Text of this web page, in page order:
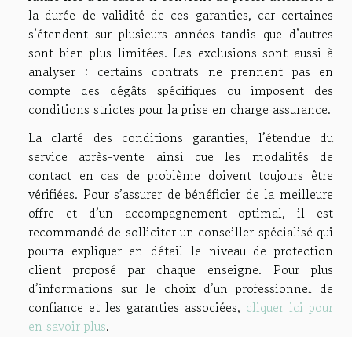
la durée de validité de ces garanties, car certaines
s’étendent sur plusieurs années tandis que d’autres
sont bien plus limitées. Les exclusions sont aussi à
analyser : certains contrats ne prennent pas en
compte des dégâts spécifiques ou imposent des
conditions strictes pour la prise en charge assurance.
La clarté des conditions garanties, l’étendue du
service après-vente ainsi que les modalités de
contact en cas de problème doivent toujours être
vérifiées. Pour s’assurer de bénéficier de la meilleure
offre et d’un accompagnement optimal, il est
recommandé de solliciter un conseiller spécialisé qui
pourra expliquer en détail le niveau de protection
client proposé par chaque enseigne. Pour plus
d’informations sur le choix d’un professionnel de
confiance et les garanties associées, cliquer ici pour
en savoir plus.